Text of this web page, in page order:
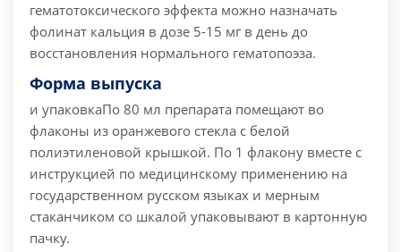
гематотоксического эффекта можно назначать
фолинат кальция в дозе 5-15 мг в день до
восстановления нормального гематопоэза.
Форма выпуска
и упаковкаПо 80 мл препарата помещают во
флаконы из оранжевого стекла с белой
полиэтиленовой крышкой. По 1 флакону вместе с
инструкцией по медицинскому применению на
государственном русском языках и мерным
стаканчиком со шкалой упаковывают в картонную
пачку.